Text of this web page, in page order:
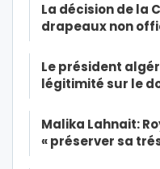
La décision de la
drapeaux non
Le président
légitimité sur le
Malika Lahnait:
« préserver sa